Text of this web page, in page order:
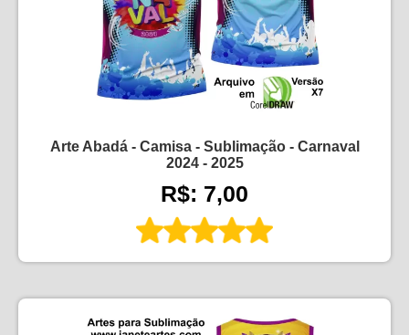
Arte Abadá - Camisa - Sublimação - Carnaval
2024 - 2025
R$: 7,00